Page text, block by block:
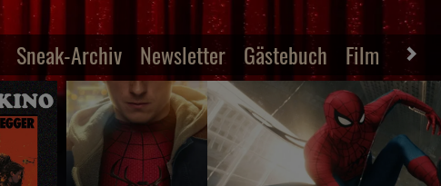
Sneak-Archiv Newsletter Gästebuch Film-Archiv